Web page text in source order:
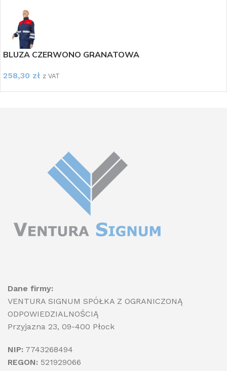
BLUZA CZERWONO GRANATOWA
258,30 zł z VAT
Dane firmy:
VENTURA SIGNUM SPÓŁKA Z OGRANICZONĄ
ODPOWIEDZIALNOŚCIĄ
Przyjazna 23, 09-400 Płock
NIP: 7743268494
REGON: 521929066